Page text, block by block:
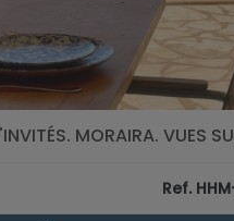
MORAIRA. VUES
Ref.